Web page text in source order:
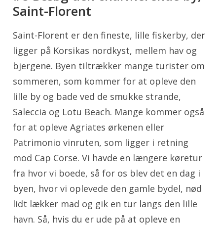
Saint-Florent
Saint-Florent er den fineste, lille fiskerby, der
ligger på Korsikas nordkyst, mellem hav og
bjergene. Byen tiltrækker mange turister om
sommeren, som kommer for at opleve den
lille by og bade ved de smukke strande,
Saleccia og Lotu Beach. Mange kommer også
for at opleve Agriates ørkenen eller
Patrimonio vinruten, som ligger i retning
mod Cap Corse. Vi havde en længere køretur
fra hvor vi boede, så for os blev det en dag i
byen, hvor vi oplevede den gamle bydel, nød
lidt lækker mad og gik en tur langs den lille
havn. Så, hvis du er ude på at opleve en